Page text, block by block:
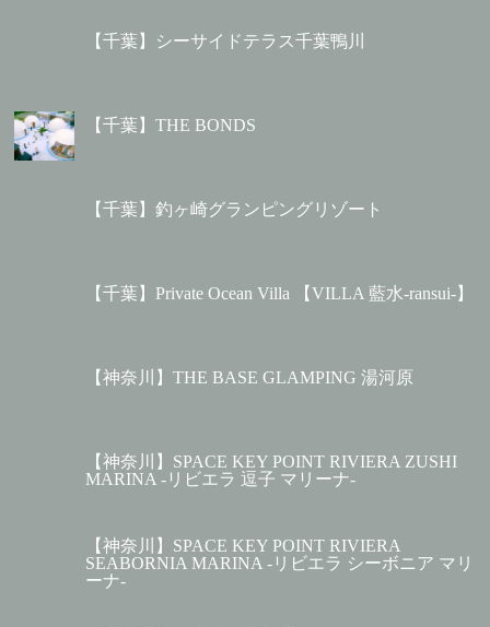
【千葉】シーサイドテラス千葉鴨川
【千葉】THE BONDS
【千葉】釣ヶ崎グランピングリゾート
【千葉】Private Ocean Villa 【VILLA 藍水-ransui-】
【神奈川】THE BASE GLAMPING 湯河原
【神奈川】SPACE KEY POINT RIVIERA ZUSHI
MARINA -リビエラ 逗子 マリーナ-
【神奈川】SPACE KEY POINT RIVIERA
SEABORNIA MARINA -リビエラ シーボニア マリ
ーナ-